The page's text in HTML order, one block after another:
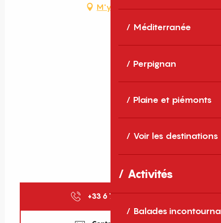
Méditerranée
Perpignan
Plaine et piémonts
Voir les destinations
Activités
Balades
M'y rendre
+33 6 77 78 82▒▒